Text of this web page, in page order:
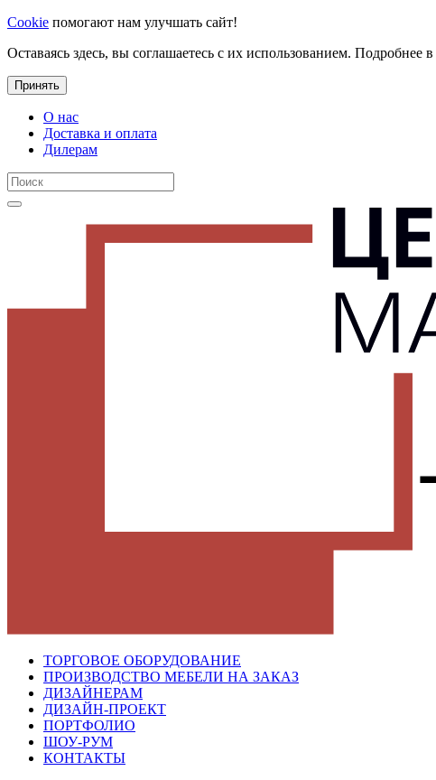
Cookie помогают нам улучшать сайт!
Оставаясь здесь, вы соглашаетесь с их использованием. Подробнее в
Принять
О нас
Доставка и оплата
Дилерам
ТОРГОВОЕ ОБОРУДОВАНИЕ
ПРОИЗВОДСТВО МЕБЕЛИ НА ЗАКАЗ
ДИЗАЙНЕРАМ
ДИЗАЙН-ПРОЕКТ
ПОРТФОЛИО
ШОУ-РУМ
КОНТАКТЫ